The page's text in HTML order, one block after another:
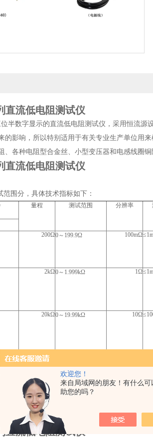
欢迎您！
来自局域网的朋友！有什么可
助您的吗？
直流低电阻测试仪
位半数字显示的直流低电阻测试仪，采用恒流
的影响，所以特别适用于有关专业生产单位用
、各种电阻型合金丝、小型变压器和电感线圈
直流低电阻测试仪
范围分，具体技术指标如下：
量程 测试范围 分辨率
200Ω0～199.9Ω 100mΩ
2kΩ0～1.999kΩ 1Ω
20kΩ0～19.99kΩ 10Ω
AC 220V±10% 50Hz。
≤5VA。
：25±5℃ （20～90）%RH。
250宽×70高×250深（mm）。
。
直流低电阻测试仪